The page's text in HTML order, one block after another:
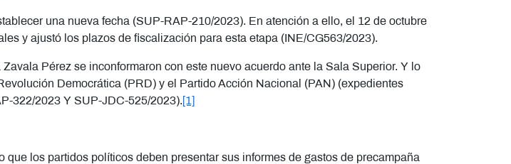
una nueva fecha (SUP-RAP-210/2023). En atención a ello, el 12 de octubre
y ajustó los plazos de fiscalización para esta etapa (INE/CG563/2023).
Pérez se inconformaron con este nuevo acuerdo ante la Sala Superior. Y lo
Democrática (PRD) y el Partido Acción Nacional (PAN) (expedientes
322/2023 Y SUP-JDC-525/2023). [1]
los partidos políticos deben presentar sus informes de gastos de precampaña